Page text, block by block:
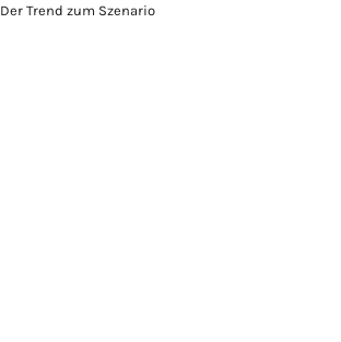
Der Trend zum Szenario